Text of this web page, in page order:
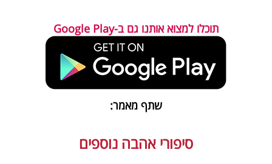
תוכלו למצוא אותנו גם ב-Google Play
שתף מאמר:
סיפורי אהבה נוספים